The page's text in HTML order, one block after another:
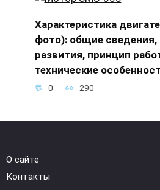
Характеристика
фото): общие сведения,
развития, принцип
технические
0 290
О сайте
Контакты